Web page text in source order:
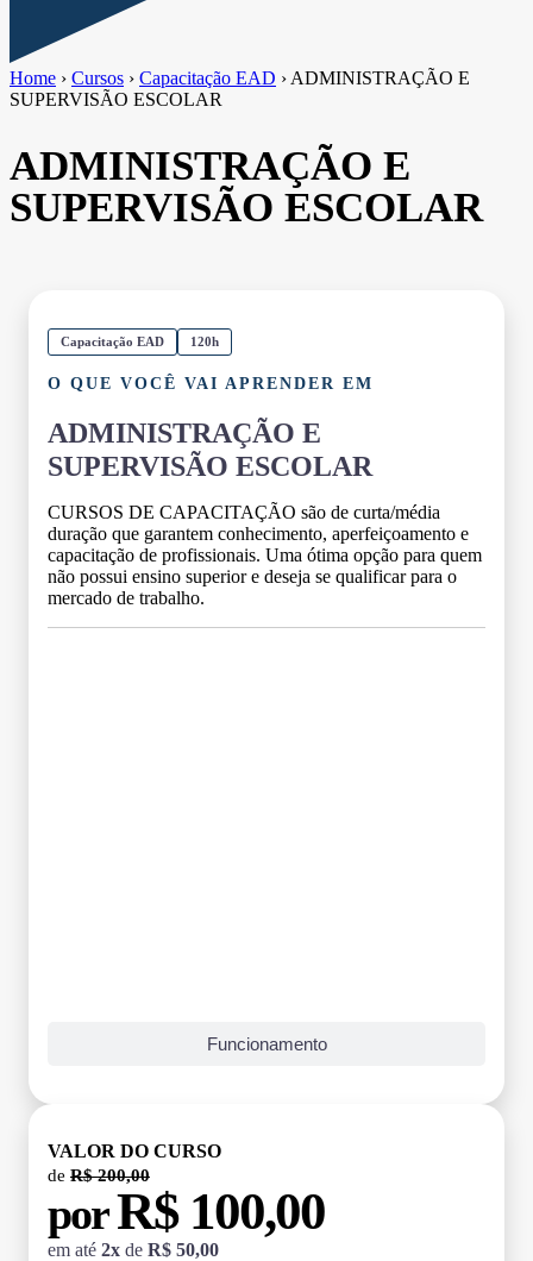
Home › Cursos › Capacitação EAD › ADMINISTRAÇÃO E
SUPERVISÃO ESCOLAR
ADMINISTRAÇÃO E
SUPERVISÃO ESCOLAR
Capacitação EAD 120h
O QUE VOCÊ VAI APRENDER EM
ADMINISTRAÇÃO E
SUPERVISÃO ESCOLAR
CURSOS DE CAPACITAÇÃO são de curta/média
duração que garantem conhecimento, aperfeiçoamento e
capacitação de profissionais. Uma ótima opção para quem
não possui ensino superior e deseja se qualificar para o
mercado de trabalho.
Funcionamento
VALOR DO CURSO
de R$ 200,00
porR$ 100,00
em até 2x de R$ 50,00